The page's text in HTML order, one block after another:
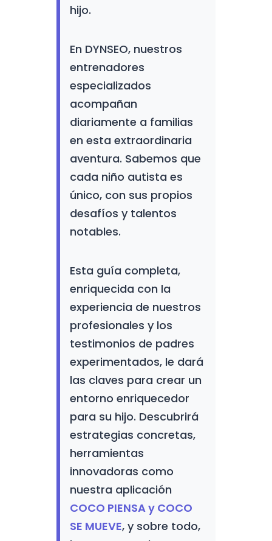
hijo.
En DYNSEO, nuestros
entrenadores
especializados
acompañan
diariamente a familias
en esta extraordinaria
aventura. Sabemos que
cada niño autista es
único, con sus propios
desafíos y talentos
notables.
Esta guía completa,
enriquecida con la
experiencia de nuestros
profesionales y los
testimonios de padres
experimentados, le dará
las claves para crear un
entorno enriquecedor
para su hijo. Descubrirá
estrategias concretas,
herramientas
innovadoras como
nuestra aplicación
COCO PIENSA y COCO
SE MUEVE, y sobre todo,